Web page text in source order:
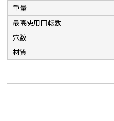
重量
最高使用回転数
穴数
材質